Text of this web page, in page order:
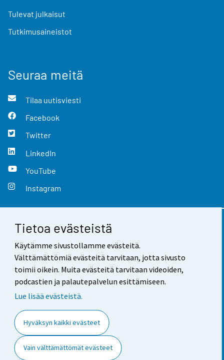
Tietoa evästeistä
Käytämme sivustollamme evästeitä.
Välttämättömiä evästeitä tarvitaan, jotta sivusto
toimii oikein. Muita evästeitä tarvitaan videoiden,
podcastien ja palautepalvelun esittämiseen.
Lue lisää evästeistä.
Hyväksyn kaikki evästeet
Vain välttämättömät evästeet
Tulevat julkaisut
Tutkimusaineistot
Seuraa meitä
Tilaa uutisviesti
Facebook
Twitter
LinkedIn
YouTube
Instagram
Yhteystiedot
Palaute
Käyttöehdot
Saavutettavuus
Tietoa sivustosta
Evästeasetukset